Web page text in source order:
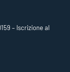
– Iscrizione al